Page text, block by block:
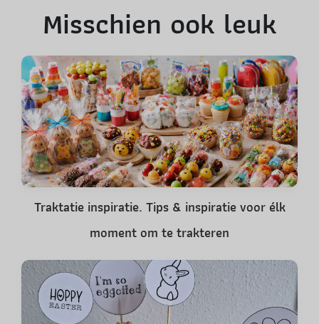
Misschien ook leuk
Traktatie inspiratie. Tips & inspiratie voor élk
moment om te trakteren